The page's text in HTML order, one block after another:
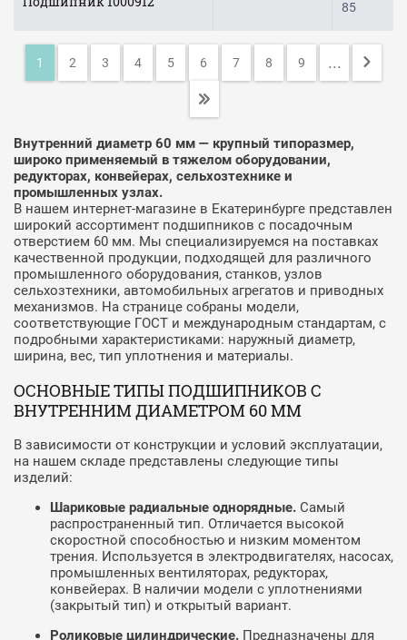
85
1 2 3 4 5 6 7 8 9 ...
Внутренний диаметр 60 мм — крупный типоразмер,
широко применяемый в тяжелом оборудовании,
редукторах, конвейерах, сельхозтехнике и
промышленных узлах.
В нашем интернет-магазине в Екатеринбурге представлен
широкий ассортимент подшипников с посадочным
отверстием 60 мм. Мы специализируемся на поставках
качественной продукции, подходящей для различного
промышленного оборудования, станков, узлов
сельхозтехники, автомобильных агрегатов и приводных
механизмов. На странице собраны модели,
соответствующие ГОСТ и международным стандартам, с
подробными характеристиками: наружный диаметр,
ширина, вес, тип уплотнения и материалы.
ОСНОВНЫЕ ТИПЫ ПОДШИПНИКОВ С
ВНУТРЕННИМ ДИАМЕТРОМ 60 ММ
В зависимости от конструкции и условий эксплуатации,
на нашем складе представлены следующие типы
изделий:
Шариковые радиальные однорядные. Самый
распространенный тип. Отличается высокой
скоростной способностью и низким моментом
трения. Используется в электродвигателях, насосах,
промышленных вентиляторах, редукторах,
конвейерах. В наличии модели с уплотнениями
(закрытый тип) и открытый вариант.
Роликовые цилиндрические. Предназначены для